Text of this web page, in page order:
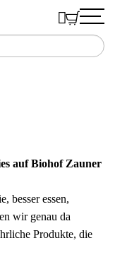

auf Biohof Zauner
besser essen,
wir genau da
Produkte, die